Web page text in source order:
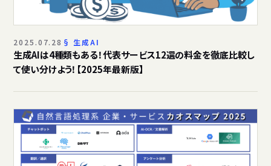
2025.07.28 生成AI
生成AIは4種類もある！代表サービス12選の料金を徹底比較し
て使い分けよう！【2025年最新版】